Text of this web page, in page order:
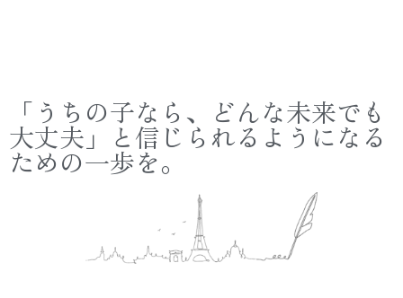
「うちの子なら、どんな未来でも
大丈夫」と信じられるようになる
ための一歩を。